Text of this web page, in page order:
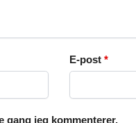
E-post *
gang jeg kommenterer.